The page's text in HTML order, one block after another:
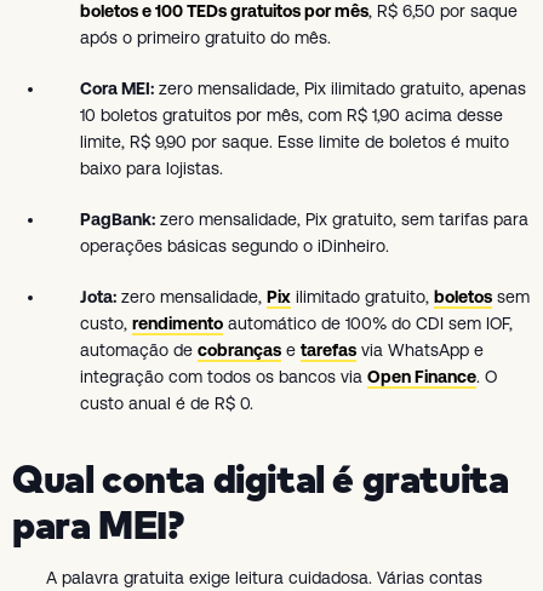
boletos e 100 TEDs gratuitos por mês, R$ 6,50 por saque
após o primeiro gratuito do mês.
Cora MEI: zero mensalidade, Pix ilimitado gratuito, apenas
10 boletos gratuitos por mês, com R$ 1,90 acima desse
limite, R$ 9,90 por saque. Esse limite de boletos é muito
baixo para lojistas.
PagBank: zero mensalidade, Pix gratuito, sem tarifas para
operações básicas segundo o iDinheiro.
Jota: zero mensalidade, Pix ilimitado gratuito, boletos sem
custo, rendimento automático de 100% do CDI sem IOF,
automação de cobranças e tarefas via WhatsApp e
integração com todos os bancos via Open Finance. O
custo anual é de R$ 0.
Qual conta digital é gratuita
para MEI?
A palavra gratuita exige leitura cuidadosa. Várias contas